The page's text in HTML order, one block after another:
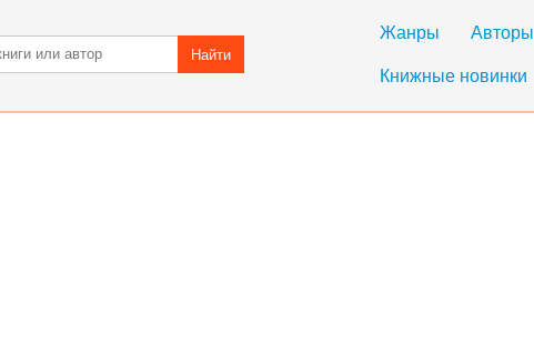
Жанры Авторы
Книжные новинки
Найти